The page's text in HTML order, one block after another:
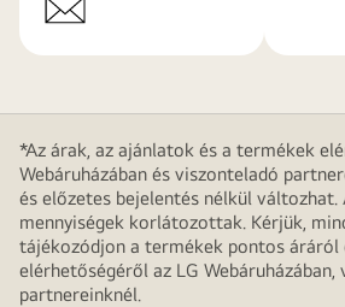
*Az árak, az ajánlatok és a termékek
Webáruházában és viszonteladó
és előzetes bejelentés nélkül változhat.
mennyiségek korlátozottak. Kérjük,
tájékozódjon a termékek pontos áráról
elérhetőségéről az LG Webáruházában,
partnereinknél.